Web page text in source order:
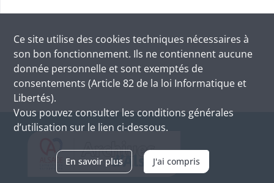
Ce site utilise des cookies techniques nécessaires à
son bon fonctionnement. Ils ne contiennent aucune
donnée personnelle et sont exemptés de
consentements (Article 82 de la loi Informatique et
Libertés).
Vous pouvez consulter les conditions générales
d’utilisation sur le lien ci-dessous.
En savoir plus J'ai compris